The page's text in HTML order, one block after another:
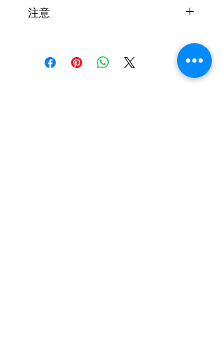
注意
價錢以電話報價為實,
送貨及安裝另計(由本店安裝包送貨),
歡迎致電２４６５２１１８查詢及報價